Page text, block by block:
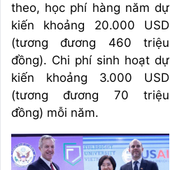
theo, học phí hàng năm dự
kiến khoảng 20.000 USD
(tương đương 460 triệu
đồng). Chi phí sinh hoạt dự
kiến khoảng 3.000 USD
(tương đương 70 triệu
đồng) mỗi năm.